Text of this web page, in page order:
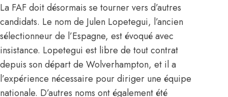
La FAF doit désormais se tourner vers d’autres
candidats. Le nom de Julen Lopetegui, l’ancien
sélectionneur de l’Espagne, est évoqué avec
insistance. Lopetegui est libre de tout contrat
depuis son départ de Wolverhampton, et il a
l’expérience nécessaire pour diriger une équipe
nationale. D’autres noms ont également été